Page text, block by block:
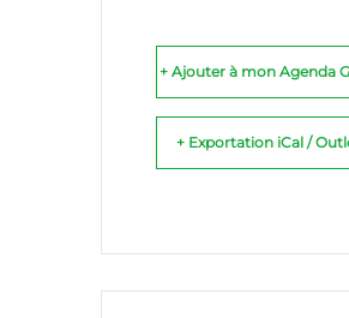
+ Ajouter à mon Agenda
+ Exportation iCal /